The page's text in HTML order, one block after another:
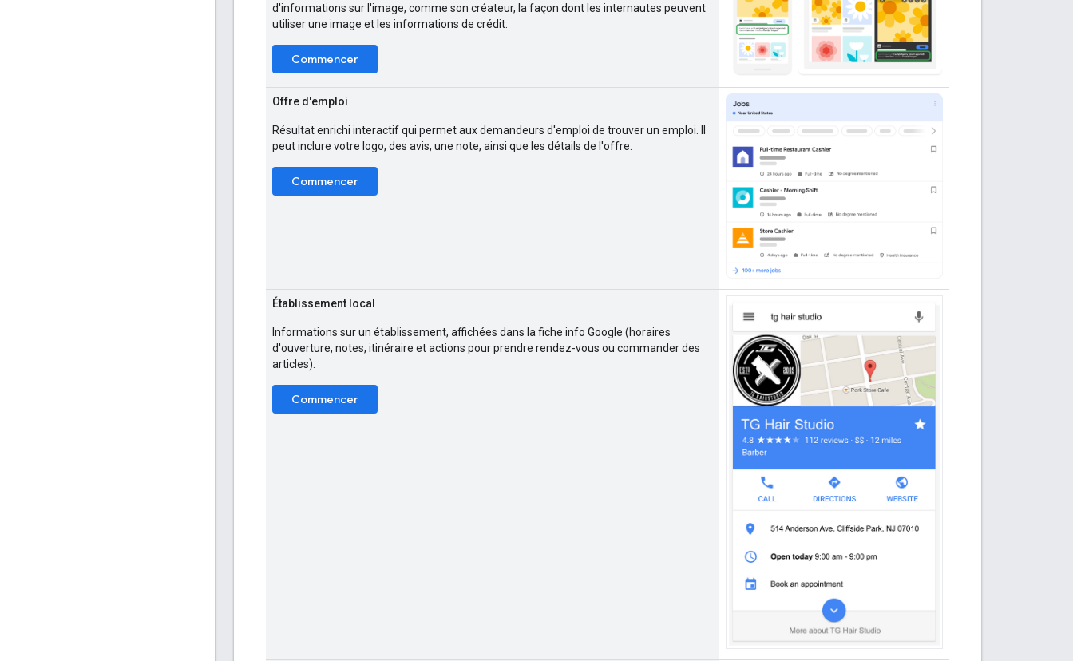
d'informations sur l'image, comme son créateur, la façon dont les internautes peuvent
utiliser une image et les informations de crédit.
Commencer
Offre d'emploi
Résultat enrichi interactif qui permet aux demandeurs d'emploi de trouver un emploi. Il
peut inclure votre logo, des avis, une note, ainsi que les détails de l'offre.
Commencer
Établissement local
Informations sur un établissement, affichées dans la fiche info Google (horaires
d'ouverture, notes, itinéraire et actions pour prendre rendez-vous ou commander des
articles).
Commencer